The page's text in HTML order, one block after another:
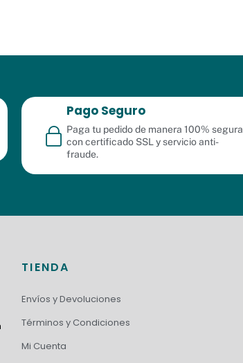
Pago Seguro
Paga tu pedido de manera 100% segura
con certificado SSL y servicio anti-
fraude.
TIENDA
Envíos y Devoluciones
Términos y Condiciones
Mi Cuenta